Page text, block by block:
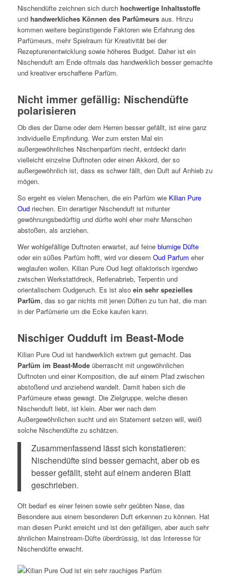
Nischendüfte zeichnen sich durch hochwertige Inhaltsstoffe
und handwerkliches Können des Parfümeursaus. Hinzu
kommen weitere begünstigende Faktoren wie Erfahrung des
Parfümeurs, mehr Spielraum für Kreativität bei der
Rezepturenentwicklung sowie höheres Budget. Daher ist ein
Nischenduft am Ende oftmals das handwerklich besser gemachte
und kreativer erschaffene Parfüm.
Nicht immer gefällig: Nischendüfte
polarisieren
Ob dies der Dame oder dem Herren besser gefällt, ist eine ganz
individuelle Empfindung. Wer zum ersten Mal ein
außergewöhnliches Nischenparfüm riecht, entdeckt darin
vielleicht einzelne Duftnoten oder einen Akkord, der so
außergewöhnlich ist, dass es schwer fällt, den Duft auf Anhieb zu
mögen.
So ergeht es vielen Menschen, die ein Parfüm wie Kilian Pure
Oudriechen. Ein derartiger Nischenduft ist mitunter
gewöhnungsbedürftig und dürfte wohl eher mehr Menschen
abstoßen, als anziehen.
Wer wohlgefällige Duftnoten erwartet, auf feine blumige Düfte
oder ein süßes Parfüm hofft, wird vor diesem Oud Parfum eher
weglaufen wollen. Kilian Pure Oud liegt olfaktorisch irgendwo
zwischen Werkstattdreck, Reifenabrieb, Terpentin und
orientalischem Oudgeruch. Es ist also ein sehr spezielles
Parfüm, das so gar nichts mit jenen Düften zu tun hat, die man
in der Parfümerie um die Ecke kaufen kann.
Nischiger Oudduft im Beast-Mode
Kilian Pure Oud ist handwerklich extrem gut gemacht. Das
Parfüm im Beast-Modeüberrascht mit ungewöhnlichen
Duftnoten und einer Komposition, die auf einem Pfad zwischen
abstoßend und anziehend wandelt. Damit haben sich die
Parfümeure etwas gewagt. Die Zielgruppe, welche diesen
Nischenduft liebt, ist klein. Aber wer nach dem
Außergewöhnlichen sucht und ein Statement setzen will, weiß
solche Nischendüfte zu schätzen.
Zusammenfassend lässt sich konstatieren:
Nischendüfte sind besser gemacht, aber ob es
besser gefällt, steht auf einem anderen Blatt
geschrieben.
Oft bedarf es einer feinen sowie sehr geübten Nase, das
Besondere aus einem besonderen Duft erkennen zu können. Hat
man diesen Punkt erreicht und ist den gefälligen, aber auch sehr
ähnlichen Mainstream-Düfte überdrüssig, ist das Interesse für
Nischendüfte erwacht.